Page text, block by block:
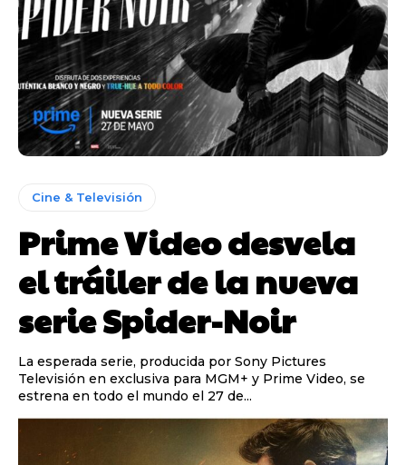
Cine & Televisión
Prime Video desvela
el tráiler de la nueva
serie Spider-Noir
La esperada serie, producida por Sony Pictures
Televisión en exclusiva para MGM+ y Prime Video, se
estrena en todo el mundo el 27 de...